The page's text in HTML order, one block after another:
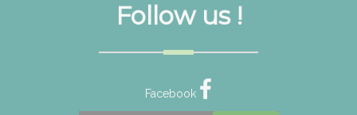
Follow us !
Facebook